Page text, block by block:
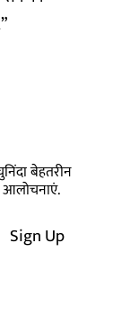
बेहतरीन
आलोचनाएं.
Sign Up